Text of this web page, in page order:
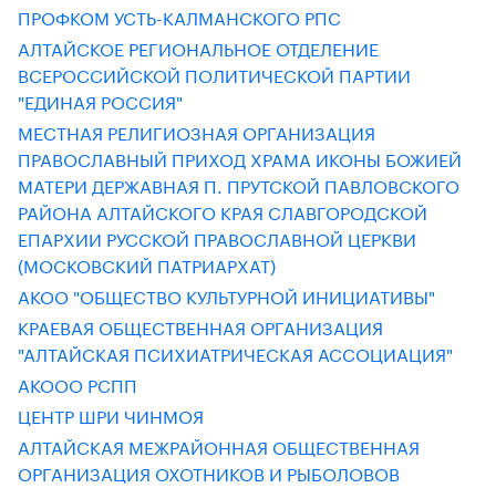
ПРОФКОМ УСТЬ-КАЛМАНСКОГО РПС
АЛТАЙСКОЕ РЕГИОНАЛЬНОЕ ОТДЕЛЕНИЕ
ВСЕРОССИЙСКОЙ ПОЛИТИЧЕСКОЙ ПАРТИИ
"ЕДИНАЯ РОССИЯ"
МЕСТНАЯ РЕЛИГИОЗНАЯ ОРГАНИЗАЦИЯ
ПРАВОСЛАВНЫЙ ПРИХОД ХРАМА ИКОНЫ БОЖИЕЙ
МАТЕРИ ДЕРЖАВНАЯ П. ПРУТСКОЙ ПАВЛОВСКОГО
РАЙОНА АЛТАЙСКОГО КРАЯ СЛАВГОРОДСКОЙ
ЕПАРХИИ РУССКОЙ ПРАВОСЛАВНОЙ ЦЕРКВИ
(МОСКОВСКИЙ ПАТРИАРХАТ)
АКОО "ОБЩЕСТВО КУЛЬТУРНОЙ ИНИЦИАТИВЫ"
КРАЕВАЯ ОБЩЕСТВЕННАЯ ОРГАНИЗАЦИЯ
"АЛТАЙСКАЯ ПСИХИАТРИЧЕСКАЯ АССОЦИАЦИЯ"
АКООО РСПП
ЦЕНТР ШРИ ЧИНМОЯ
АЛТАЙСКАЯ МЕЖРАЙОННАЯ ОБЩЕСТВЕННАЯ
ОРГАНИЗАЦИЯ ОХОТНИКОВ И РЫБОЛОВОВ